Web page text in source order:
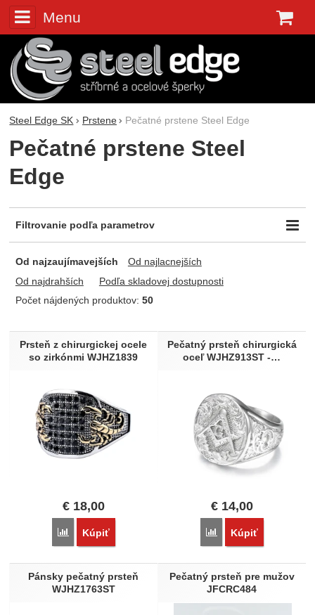
Menu
Steel Edge SK Prstene Pečatné prstene Steel Edge
Pečatné prstene Steel
Edge
Filtrovanie podľa parametrov
-
Dostupnosť
Skladem
Od najzaujímavejších
Od najlacnejších
Od najdrahších
Podľa skladovej dostupnosti
Počet nájdených produktov: 50
Produkty
Prsteň z chirurgickej ocele
so zirkónmi WJHZ1839
€ 18,00
Porovnať
Kúpiť
Pečatný prsteň chirurgická
oceľ WJHZ913ST -…
€14,00
Porovnať
Kúpiť
Pánsky pečatný prsteň
WJHZ1763ST
Pečatný prsteň pre mužov
JFCRC484